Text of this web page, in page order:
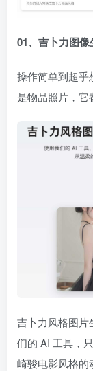
01、吉卜力图像
操作简单到超乎
是物品照片，它
吉卜力风格图片
们的 AI 工具，
崎骏电影风格的